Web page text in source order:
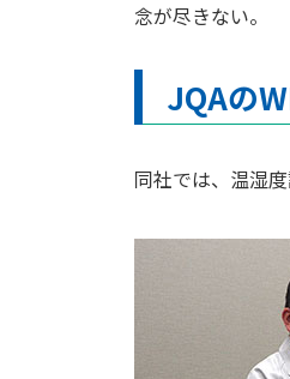
念が尽きない。
JQAの
同社では、温湿